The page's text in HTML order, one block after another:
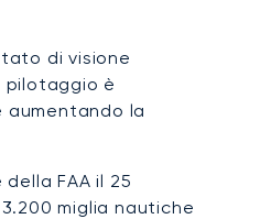
di visione
pilotaggio è
la
FAA il 25
miglia nautiche